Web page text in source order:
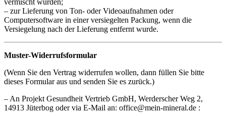
vermischt wurden;
– zur Lieferung von Ton- oder Videoaufnahmen oder
Computersoftware in einer versiegelten Packung, wenn die
Versiegelung nach der Lieferung entfernt wurde.
Muster-Widerrufsformular
(Wenn Sie den Vertrag widerrufen wollen, dann füllen Sie bitte
dieses Formular aus und senden Sie es zurück.)
– An Projekt Gesundheit Vertrieb GmbH, Werderscher Weg 2,
14913 Jüterbog oder via E-Mail an: office@mein-mineral.de :